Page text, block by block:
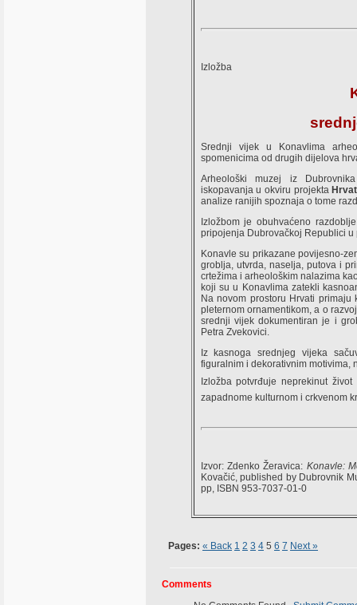
Izložba
Srednji vijek u Konavlima
spomenicima od drugih dijelova
Arheološki muzej iz
iskopavanja u okviru projekta
analize ranijih spoznaja o tome
Izložbom je obuhvaćeno
pripojenja Dubrovačkoj Republici u
Konavle su prikazane povijesno-
groblja, utvrda, naselja, putova i
crtežima i arheološkim nalazima
koji su u Konavlima zatekli
Na novom prostoru Hrvati
pleternom ornamentikom, a o
srednji vijek dokumentiran je i
Petra Zvekovici.
Iz kasnoga srednjeg vijeka
figuralnim i dekorativnim motivima,
Izložba potvrđuje neprekinut
zapadnome kulturnom i crkvenom
Izvor: Zdenko Žeravica: Konavle:
Kovačić, published by Dubrovnik
pp, ISBN 953-7037-01-0
Pages: « Back 1 2 3 4 5 6 7 Next »
Comments